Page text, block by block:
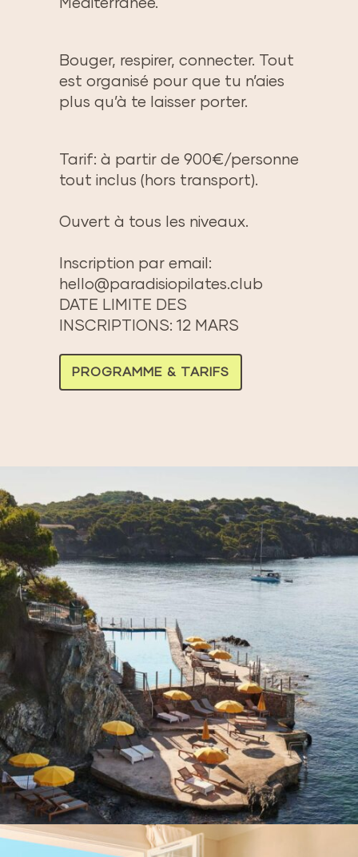
Méditerranée.
Bouger, respirer, connecter. Tout
est organisé pour que tu n’aies
plus qu’à te laisser porter.
Tarif: à partir de 900€/personne
tout inclus (hors transport).
Ouvert à tous les niveaux.
Inscription par email:
hello@paradisiopilates.club
DATE LIMITE DES
INSCRIPTIONS: 12 MARS
PROGRAMME & TARIFS